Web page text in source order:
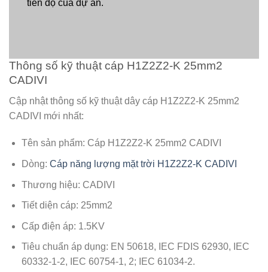
tiến độ của dự án.
Thông số kỹ thuật cáp H1Z2Z2-K 25mm2
CADIVI
Cập nhật thông số kỹ thuật dây cáp H1Z2Z2-K 25mm2
CADIVI mới nhất:
Tên sản phẩm: Cáp H1Z2Z2-K 25mm2 CADIVI
Dòng: Cáp năng lượng mặt trời H1Z2Z2-K CADIVI
Thương hiệu: CADIVI
Tiết diện cáp: 25mm2
Cấp điện áp: 1.5KV
Tiêu chuẩn áp dụng: EN 50618, IEC FDIS 62930, IEC
60332-1-2, IEC 60754-1, 2; IEC 61034-2.